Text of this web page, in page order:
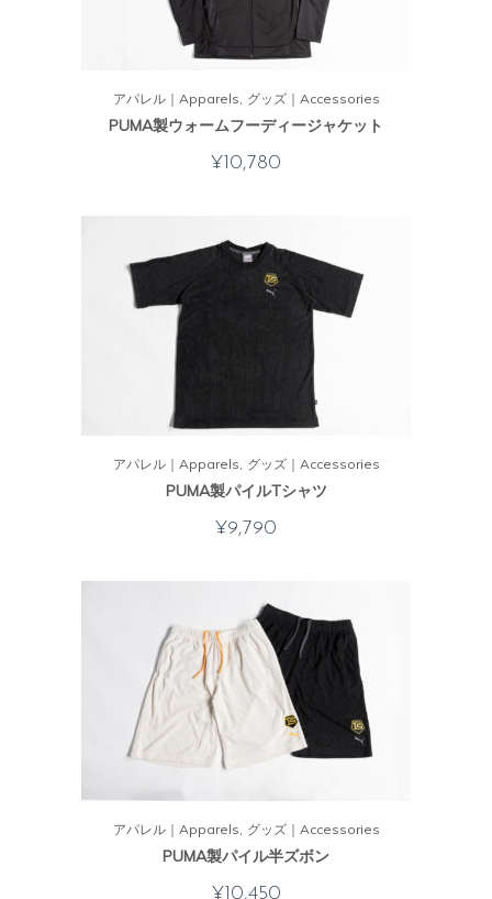
アパレル｜Apparels グッズ｜Accessories
PUMA製ウォームフーディージャケット
¥10,780
アパレル｜Apparels グッズ｜Accessories
PUMA製パイルTシャツ
¥9,790
アパレル｜Apparels グッズ｜Accessories
PUMA製パイル半ズボン
¥10,450